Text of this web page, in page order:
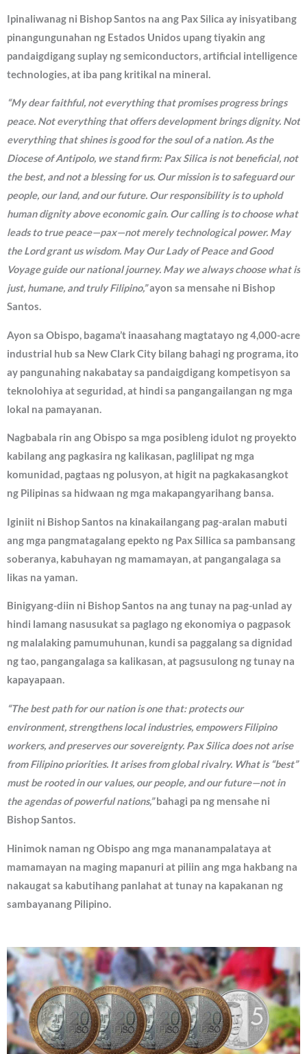
Ipinaliwanag ni Bishop Santos na ang Pax Silica ay inisyatibang
pinangungunahan ng Estados Unidos upang tiyakin ang
pandaigdigang suplay ng semiconductors, artificial intelligence
technologies, at iba pang kritikal na mineral.
“My dear faithful, not everything that promises progress brings
peace. Not everything that offers development brings dignity. Not
everything that shines is good for the soul of a nation. As the
Diocese of Antipolo, we stand firm: Pax Silica is not beneficial, not
the best, and not a blessing for us. Our mission is to safeguard our
people, our land, and our future. Our responsibility is to uphold
human dignity above economic gain. Our calling is to choose what
leads to true peace—pax—not merely technological power. May
the Lord grant us wisdom. May Our Lady of Peace and Good
Voyage guide our national journey. May we always choose what is
just, humane, and truly Filipino,”ayon sa mensahe ni Bishop
Santos.
Ayon sa Obispo, bagama’t inaasahang magtatayo ng 4,000-acre
industrial hub sa New Clark City bilang bahagi ng programa, ito
ay pangunahing nakabatay sa pandaigdigang kompetisyon sa
teknolohiya at seguridad, at hindi sa pangangailangan ng mga
lokal na pamayanan.
Nagbabala rin ang Obispo sa mga posibleng idulot ng proyekto
kabilang ang pagkasira ng kalikasan, paglilipat ng mga
komunidad, pagtaas ng polusyon, at higit na pagkakasangkot
ng Pilipinas sa hidwaan ng mga makapangyarihang bansa.
Iginiit ni Bishop Santos na kinakailangang pag-aralan mabuti
ang mga pangmatagalang epekto ng Pax Sillica sa pambansang
soberanya, kabuhayan ng mamamayan, at pangangalaga sa
likas na yaman.
Binigyang-diin ni Bishop Santos na ang tunay na pag-unlad ay
hindi lamang nasusukat sa paglago ng ekonomiya o pagpasok
ng malalaking pamumuhunan, kundi sa paggalang sa dignidad
ng tao, pangangalaga sa kalikasan, at pagsusulong ng tunay na
kapayapaan.
“The best path for our nation is one that: protects our
environment, strengthens local industries, empowers Filipino
workers, and preserves our sovereignty. Pax Silica does not arise
from Filipino priorities. It arises from global rivalry. What is “best”
must be rooted in our values, our people, and our future—not in
the agendas of powerful nations,”bahagi pa ng mensahe ni
Bishop Santos.
Hinimok naman ng Obispo ang mga mananampalataya at
mamamayan na maging mapanuri at piliin ang mga hakbang na
nakaugat sa kabutihang panlahat at tunay na kapakanan ng
sambayanang Pilipino.